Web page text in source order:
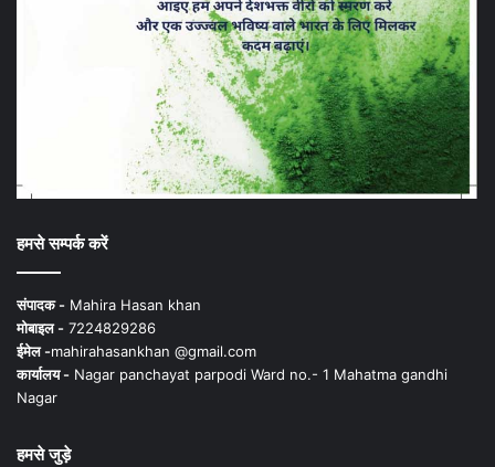
हमसे सम्पर्क करें
संपादक - Mahira Hasan khan
मोबाइल - 7224829286
ईमेल -mahirahasankhan @gmail.com
कार्यालय - Nagar panchayat parpodi Ward no.- 1 Mahatma gandhi
Nagar
हमसे जुड़े